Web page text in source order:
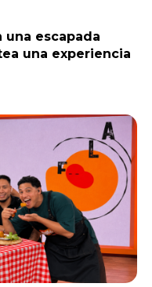
una escapada
una experiencia